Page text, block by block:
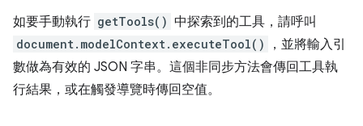
如要手動執行 getTools() 中探索到的工具，請呼叫
document.modelContext.executeTool()
，並將輸入引
數做為有效的 JSON 字串。這個非同步方法會傳回工具執
行結果，或在觸發導覽時傳回空值。